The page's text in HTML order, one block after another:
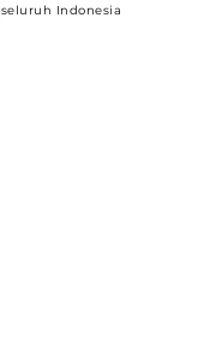
Indonesia